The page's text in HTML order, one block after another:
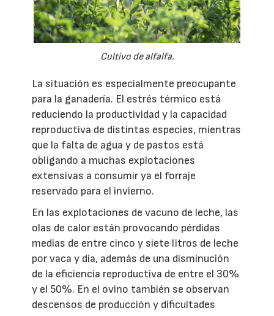
Cultivo de alfalfa.
La situación es especialmente preocupante
para la ganadería. El estrés térmico está
reduciendo la productividad y la capacidad
reproductiva de distintas especies, mientras
que la falta de agua y de pastos está
obligando a muchas explotaciones
extensivas a consumir ya el forraje
reservado para el invierno.
En las explotaciones de vacuno de leche, las
olas de calor están provocando pérdidas
medias de entre cinco y siete litros de leche
por vaca y día, además de una disminución
de la eficiencia reproductiva de entre el 30%
y el 50%. En el ovino también se observan
descensos de producción y dificultades